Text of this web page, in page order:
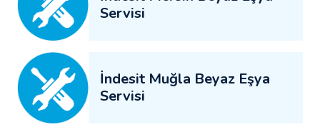
Servisi
İndesit Muğla Beyaz Eşya
Servisi